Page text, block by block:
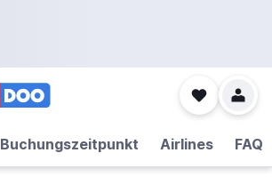
Buchungszeitpunkt Airlines FAQ